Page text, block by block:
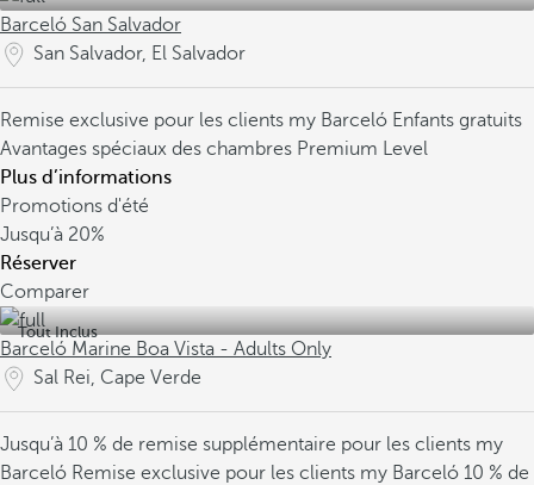
Barceló San Salvador
San Salvador, El Salvador
Remise exclusive pour les clients my Barceló Enfants gratuits
Avantages spéciaux des chambres Premium Level
Plus d’informations
Promotions d'été
Jusqu’à 20%
Réserver
Comparer
Tout Inclus
Barceló Marine Boa Vista - Adults Only
Sal Rei, Cape Verde
Jusqu’à 10 % de remise supplémentaire pour les clients my
Barceló Remise exclusive pour les clients my Barceló 10 % de